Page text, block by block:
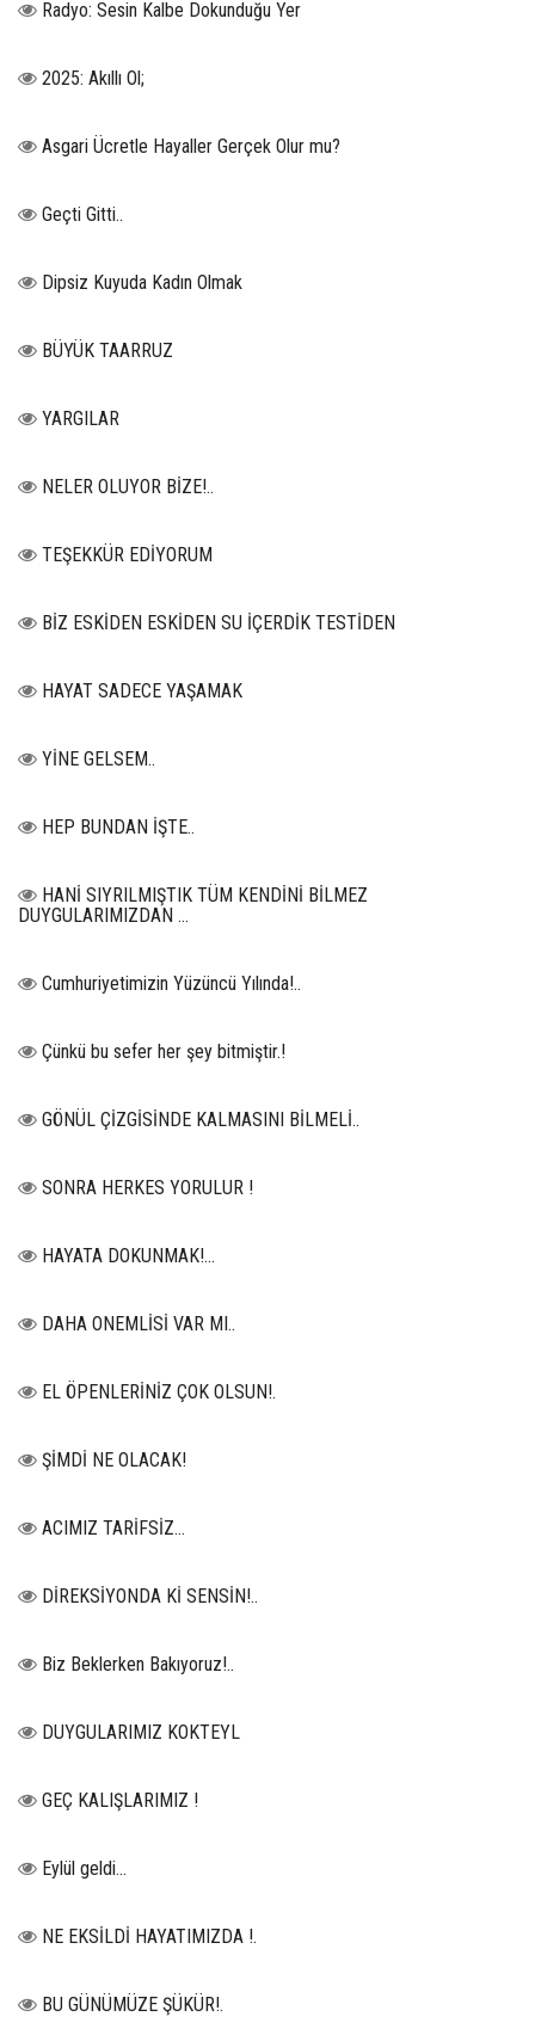
Radyo: Sesin Kalbe Dokunduğu Yer
2025: Akıllı Ol;
Asgari Ücretle Hayaller Gerçek Olur mu?
Geçti Gitti..
Dipsiz Kuyuda Kadın Olmak
BÜYÜK TAARRUZ
YARGILAR
NELER OLUYOR BİZE!..
TEŞEKKÜR EDİYORUM
BİZ ESKİDEN ESKİDEN SU İÇERDİK TESTİDEN
HAYAT SADECE YAŞAMAK
YİNE GELSEM..
HEP BUNDAN İŞTE..
HANİ SIYRILMIŞTIK TÜM KENDİNİ BİLMEZ
DUYGULARIMIZDAN …
Cumhuriyetimizin Yüzüncü Yılında!..
Çünkü bu sefer her şey bitmiştir.!
GÖNÜL ÇİZGİSİNDE KALMASINI BİLMELİ..
SONRA HERKES YORULUR !
HAYATA DOKUNMAK!...
DAHA ONEMLİSİ VAR MI..
EL ÖPENLERİNİZ ÇOK OLSUN!.
ŞİMDİ NE OLACAK!
ACIMIZ TARİFSİZ…
DİREKSİYONDA Kİ SENSİN!..
Biz Beklerken Bakıyoruz!..
DUYGULARIMIZ KOKTEYL
GEÇ KALIŞLARIMIZ !
Eylül geldi…
NE EKSİLDİ HAYATIMIZDA !.
BU GÜNÜMÜZE ŞÜKÜR!.